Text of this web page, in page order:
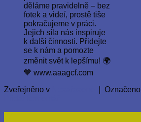
Zveřejněno v Označeno